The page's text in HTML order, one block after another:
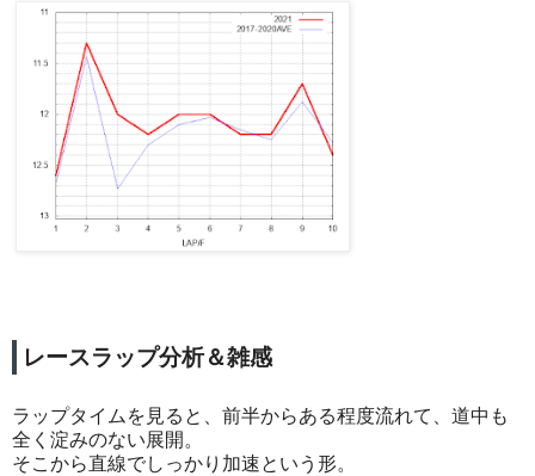
レースラップ分析＆雑感
ラップタイムを見ると、前半からある程度流れて、道中も
全く淀みのない展開。
そこから直線でしっかり加速という形。